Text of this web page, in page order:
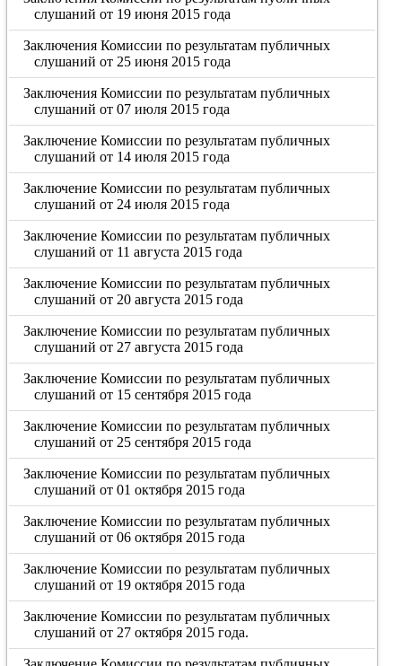
слушаний от 19 июня 2015 года
Заключения Комиссии по результатам публичных
слушаний от 25 июня 2015 года
Заключения Комиссии по результатам публичных
слушаний от 07 июля 2015 года
Заключение Комиссии по результатам публичных
слушаний от 14 июля 2015 года
Заключение Комиссии по результатам публичных
слушаний от 24 июля 2015 года
Заключение Комиссии по результатам публичных
слушаний от 11 августа 2015 года
Заключение Комиссии по результатам публичных
слушаний от 20 августа 2015 года
Заключение Комиссии по результатам публичных
слушаний от 27 августа 2015 года
Заключение Комиссии по результатам публичных
слушаний от 15 сентября 2015 года
Заключение Комиссии по результатам публичных
слушаний от 25 сентября 2015 года
Заключение Комиссии по результатам публичных
слушаний от 01 октября 2015 года
Заключение Комиссии по результатам публичных
слушаний от 06 октября 2015 года
Заключение Комиссии по результатам публичных
слушаний от 19 октября 2015 года
Заключение Комиссии по результатам публичных
слушаний от 27 октября 2015 года.